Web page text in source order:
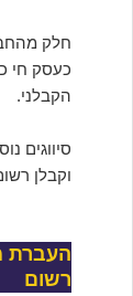
חלק
כעסק חי
הקבלני.
וקבלן רשום סיווג
העברת
רשום